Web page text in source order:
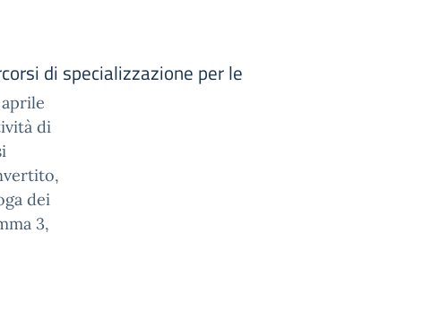
di specializzazione per le
di
dei
3,